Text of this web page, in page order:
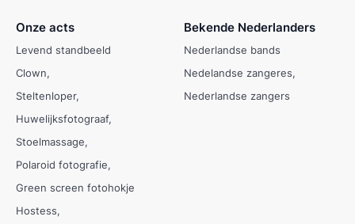
Onze acts
Levend standbeeld
Clown
Steltenloper
Huwelijksfotograaf
Stoelmassage
Polaroid fotografie
Green screen fotohokje
Hostess
Bekende Nederlanders
Nederlandse bands
Nedelandse zangeres
Nederlandse zangers